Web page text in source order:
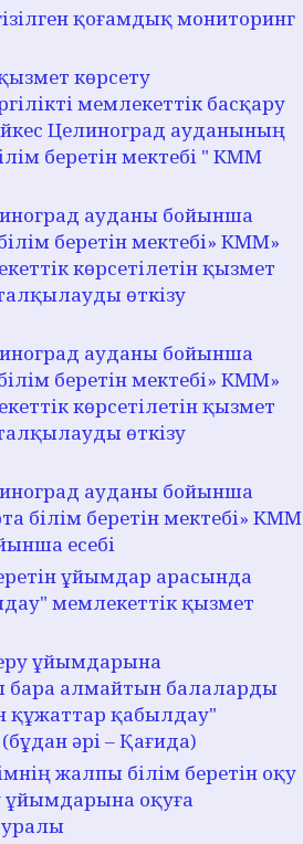
қоғамдық мониторинг
көрсету
мемлекеттік басқару
Целиноград ауданының
беретін мектебі " КММ
ауданы бойынша
беретін мектебі» КММ»
көрсетілетін қызмет
өткізу
ауданы бойынша
беретін мектебі» КММ»
көрсетілетін қызмет
өткізу
ауданы бойынша
білім беретін мектебі» КММ
есебі
ұйымдар арасында
мемлекеттік қызмет
ұйымдарына
бара алмайтын балаларды
құжаттар қабылдау"
әрі – Қағида)
жалпы білім беретін оқу
ұйымдарына оқуға